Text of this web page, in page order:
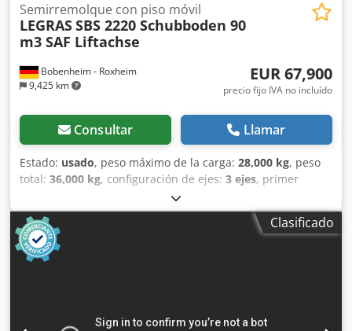
Bobenheim - Roxheim
9,425 km
Semirremolque con piso móvil
LEGRASSBS 2220 Schubboden 90
m3 SAF Liftachse
EUR 67,900
precio fijo IVA no incluído
Consultar Llamar
Estado: usado, peso máximo de la carga: 28,000 kg, peso
total: 36,000 kg, configuración de ejes: 3 ejes, primer
, Año de fabricación:
ABS, Legras SBS 2220 Piso móvil 90 m3 * Ejes SAF *
Volumen de carga de 90 m3 * Frenos de disco * Eje
elevable en el primer eje * Suspensión neumática *
Control neumático Codpfxeyfzice Ahisha * Manómetro de
de mantenimiento delantera izquierda * Conexión ABS * 2
Clasificado